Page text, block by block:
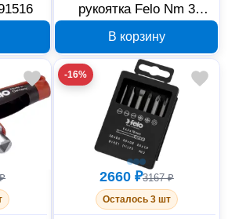
рукоятка Felo Nm 3
В корзину
-16%
2660 ₽3167 ₽
Осталось 3 шт